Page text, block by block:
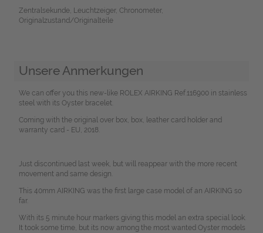
Zentralsekunde, Leuchtzeiger, Chronometer,
Originalzustand/Originalteile
Unsere Anmerkungen
We can offer you this new-like ROLEX AIRKING Ref.116900 in stainless
steel with its Oyster bracelet.
Coming with the original over box, box, leather card holder and
warranty card - EU, 2018.
Just discontinued last week, but will reappear with the more recent
movement and same design.
This 40mm AIRKING was the first large case model of an AIRKING so
far.
With its 5 minute hour markers giving this model an extra special look.
It took some time, but its now among the most wanted Oyster models